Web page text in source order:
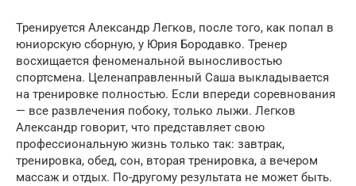
Тренируется Александр Легков, после того, как попал в
юниорскую сборную, у Юрия Бородавко. Тренер
восхищается феноменальной выносливостью
спортсмена. Целенаправленный Саша выкладывается
на тренировке полностью. Если впереди соревнования
— все развлечения побоку, только лыжи. Легков
Александр говорит, что представляет свою
профессиональную жизнь только так: завтрак,
тренировка, обед, сон, вторая тренировка, а вечером
массаж и отдых. По-другому результата не может быть.